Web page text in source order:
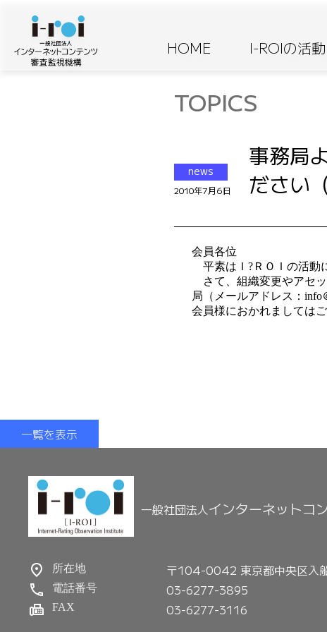
HOME I-ROIの活動
TOPICS
news
2010年7月6日
事務局
ださい
会員各位
平素はＩ?ＲＯＩの活動
さて、組織変更やアセ
局（メールアドレス：info
会員様におかれましては
一覧を表示
一般社団法人インターネットコ
所在地 〒104-0042 東京都中央区入
電話番号 03-6277-3895
FAX 03-6277-3116